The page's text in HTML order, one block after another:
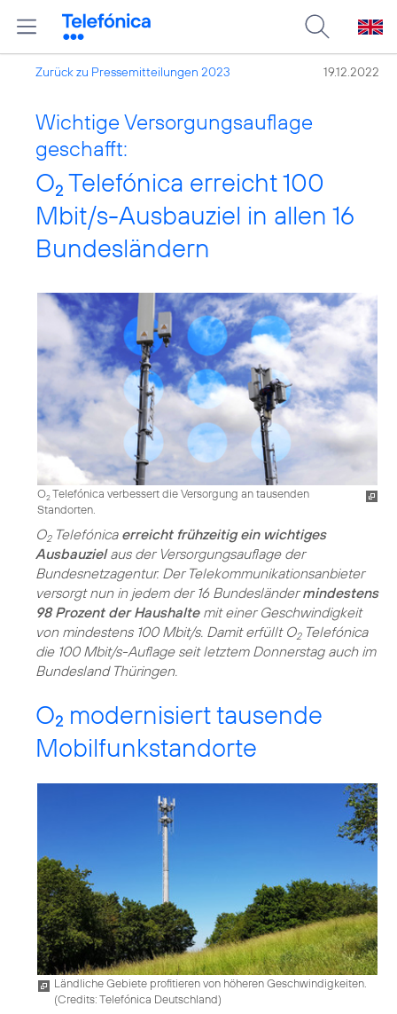
Zurück zu Pressemitteilungen 2023 19.12.2022
Wichtige Versorgungsauflage
geschafft:
O2 Telefónica erreicht 100
Mbit/s-Ausbauziel in allen 16
Bundesländern
O2Telefónica verbessert die Versorgung an tausenden
Standorten.
O2Telefónica erreicht frühzeitig ein wichtiges
Ausbauzielaus der Versorgungsauflage der
Bundesnetzagentur. Der Telekommunikationsanbieter
versorgt nun in jedem der 16 Bundesländermindestens
98 Prozent der Haushaltemit einer Geschwindigkeit
von mindestens 100 Mbit/s. Damit erfüllt O2Telefónica
die 100 Mbit/s-Auflage seit letztem Donnerstag auch im
Bundesland Thüringen.
O2 modernisiert tausende
Mobilfunkstandorte
Ländliche Gebiete profitieren von höheren Geschwindigkeiten.
(Credits: Telefónica Deutschland)